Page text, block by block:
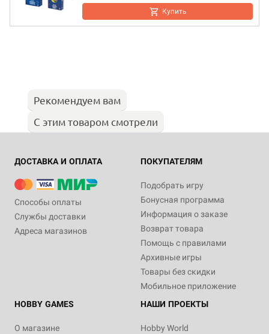
Купить
Рекомендуем вам
С этим товаром смотрели
ДОСТАВКА И ОПЛАТА
Способы оплаты
Службы доставки
Адреса магазинов
ПОКУПАТЕЛЯМ
Подобрать игру
Бонусная программа
Информация о заказе
Возврат товара
Помощь с правилами
Архивные игры
Товары без скидки
Мобильное приложение
HOBBY GAMES
О магазине
НАШИ ПРОЕКТЫ
Hobby World